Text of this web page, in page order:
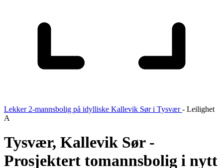
Lekker 2-mannsbolig på idylliske Kallevik Sør i Tysvær- Leilighet
A
Tysvær, Kallevik Sør -
Prosjektert tomannsbolig i nytt